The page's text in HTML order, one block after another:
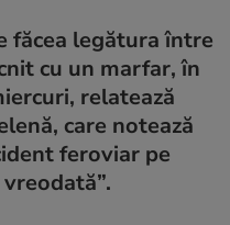
făcea legătura între
cu un marfar, în
relatează
care notează
feroviar pe